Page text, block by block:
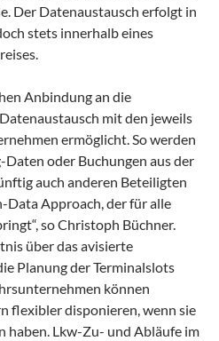
Der Datenaustausch erfolgt in
stets innerhalb eines
Anbindung an die
mit den jeweils
ermöglicht. So werden
Daten oder Buchungen aus der
auch anderen Beteiligten
Data Approach, der für alle
so Christoph Büchner.
über das avisierte
Planung der Terminalslots
können
flexibler disponieren, wenn sie
haben. Lkw-Zu- und Abläufe im